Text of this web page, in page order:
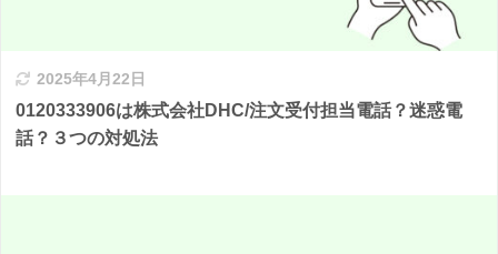
2025年4月22日
0120333906は株式会社DHC/注文受付担当電話？迷惑電
話？３つの対処法